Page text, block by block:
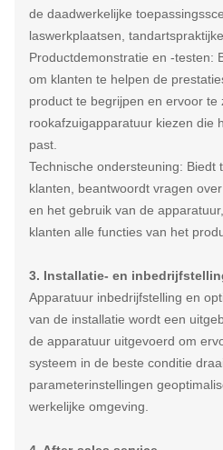
de daadwerkelijke
laswerkplaatsen,
Productdemonstratie en -testen:
om klanten te helpen de
product te begrijpen en ervoor te
rookafzuigapparatuur kiezen die
past.
Technische ondersteuning: Biedt
klanten, beantwoordt vragen
en het gebruik van de
klanten alle functies van het
3. Installatie- en
Apparatuur inbedrijfstelling en
van de installatie wordt een
de apparatuur uitgevoerd om
systeem in de beste conditie
parameterinstellingen
werkelijke omgeving.